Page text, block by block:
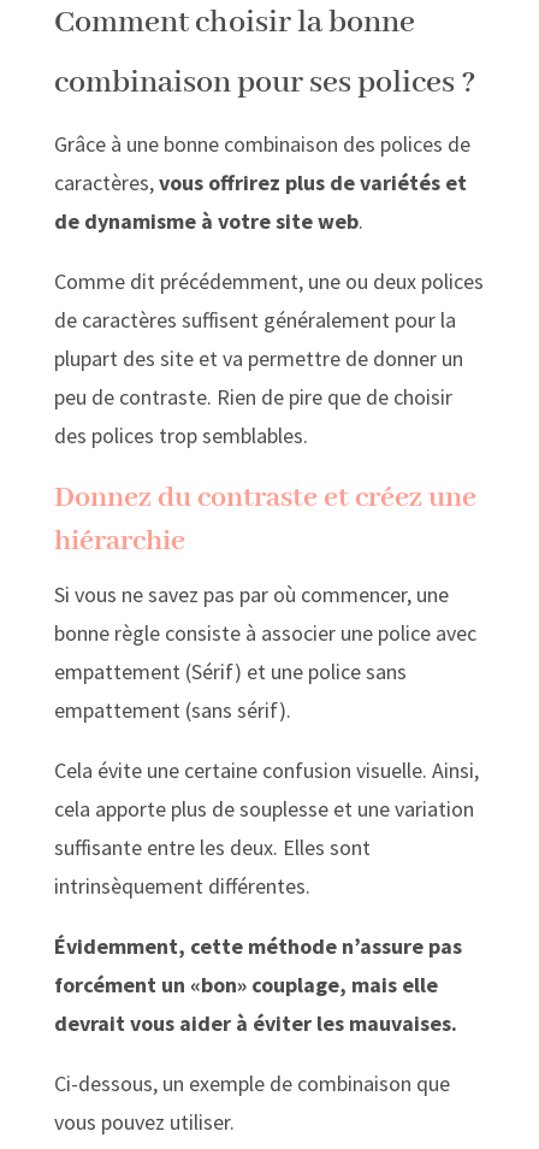
Comment choisir la bonne
combinaison pour ses polices ?
Grâce à une bonne combinaison des polices de
caractères,vous offrirez plus de variétés et
de dynamisme à votre site web.
Comme dit précédemment, une ou deux polices
de caractères suffisent généralement pour la
plupart des site et va permettre de donner un
peu de contraste. Rien de pire que de choisir
des polices trop semblables.
Donnez du contraste et créez une
hiérarchie
Si vous ne savez pas par où commencer, une
bonne règle consiste à associer une police avec
empattement (Sérif) et une police sans
empattement (sans sérif).
Cela évite une certaine confusion visuelle. Ainsi,
cela apporte plus de souplesse et une variation
suffisante entre les deux. Elles sont
intrinsèquement différentes.
Évidemment, cette méthode n’assure pas
forcément un «bon» couplage, mais elle
devrait vous aider à éviter les mauvaises.
Ci-dessous, un exemple de combinaison que
vous pouvez utiliser.